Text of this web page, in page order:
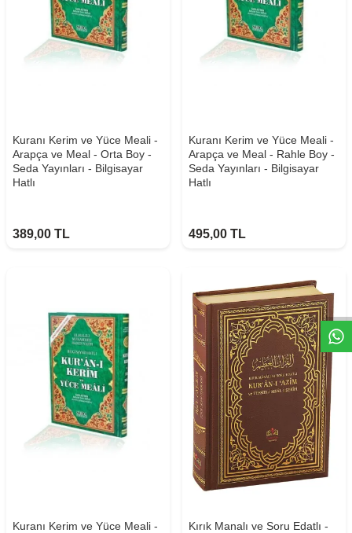
W
h
t
s
a
p
p
D
e
s
e
H
a
t
t
Kuranı Kerim ve Yüce Meali -
Arapça ve Meal - Orta Boy -
Seda Yayınları - Bilgisayar
Hatlı
389,00 TL
Kuranı Kerim ve Yüce Meali -
Arapça ve Meal - Rahle Boy -
Seda Yayınları - Bilgisayar
Hatlı
495,00 TL
Kuranı Kerim ve Yüce Meali -
Kırık Manalı ve Soru Edatlı -